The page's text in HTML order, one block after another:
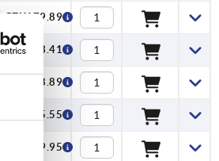
CZK179.89
CZK263.41
CZK318.89
CZK405.55
CZK519.95